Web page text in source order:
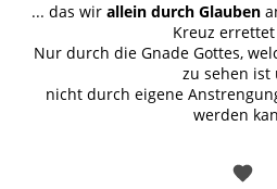
... das wirallein durch Glauben
Kreuz
Nur durch die Gnade Gottes,
zu sehen ist
nicht durch eigene
werden